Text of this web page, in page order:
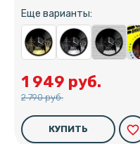
Еще варианты:
1 949 руб.
2 790 руб.
КУПИТЬ favorite_border